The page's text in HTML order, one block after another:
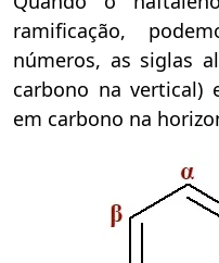
ramificação,
números, as siglas
carbono na vertical)
em carbono na